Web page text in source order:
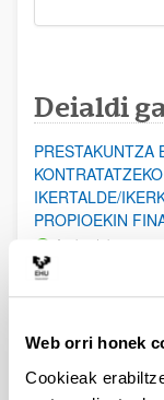
Web orri honek
Cookieak
Deialdi
PRESTAKUNTZA
IKERTALDE/
PROPIOEKIN
Aurkezteko epea
erosi eta
Izapide irekia